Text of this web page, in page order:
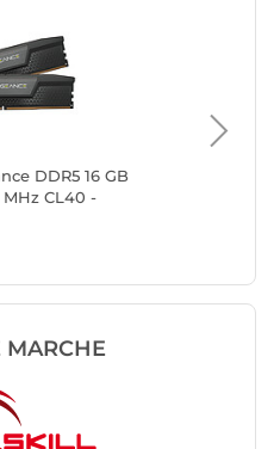
DDR5 16 GB
MHz CL40 -
MARCHE